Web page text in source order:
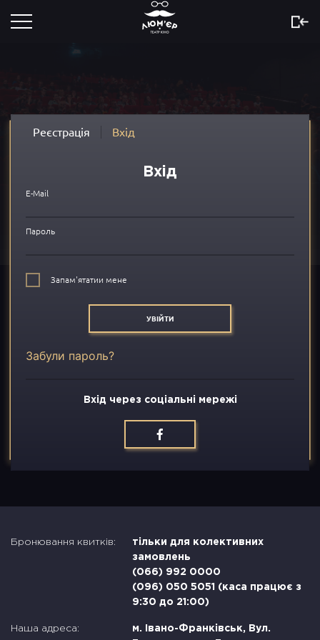
Новини
Сертифікати
Контакти
Реєстрація Вхід
Вхід
E-Mail
Пароль
Запам'ятатии мене
УВІЙТИ
Забули пароль?
Вхід через соціальні мережі
Бронювання квитків:
тільки для колективних
замовлень
(066) 992 0000
(096) 050 5051 (каса працює з
9:30 до 21:00)
Наша адреса:
м. Івано-Франківськ, Вул.